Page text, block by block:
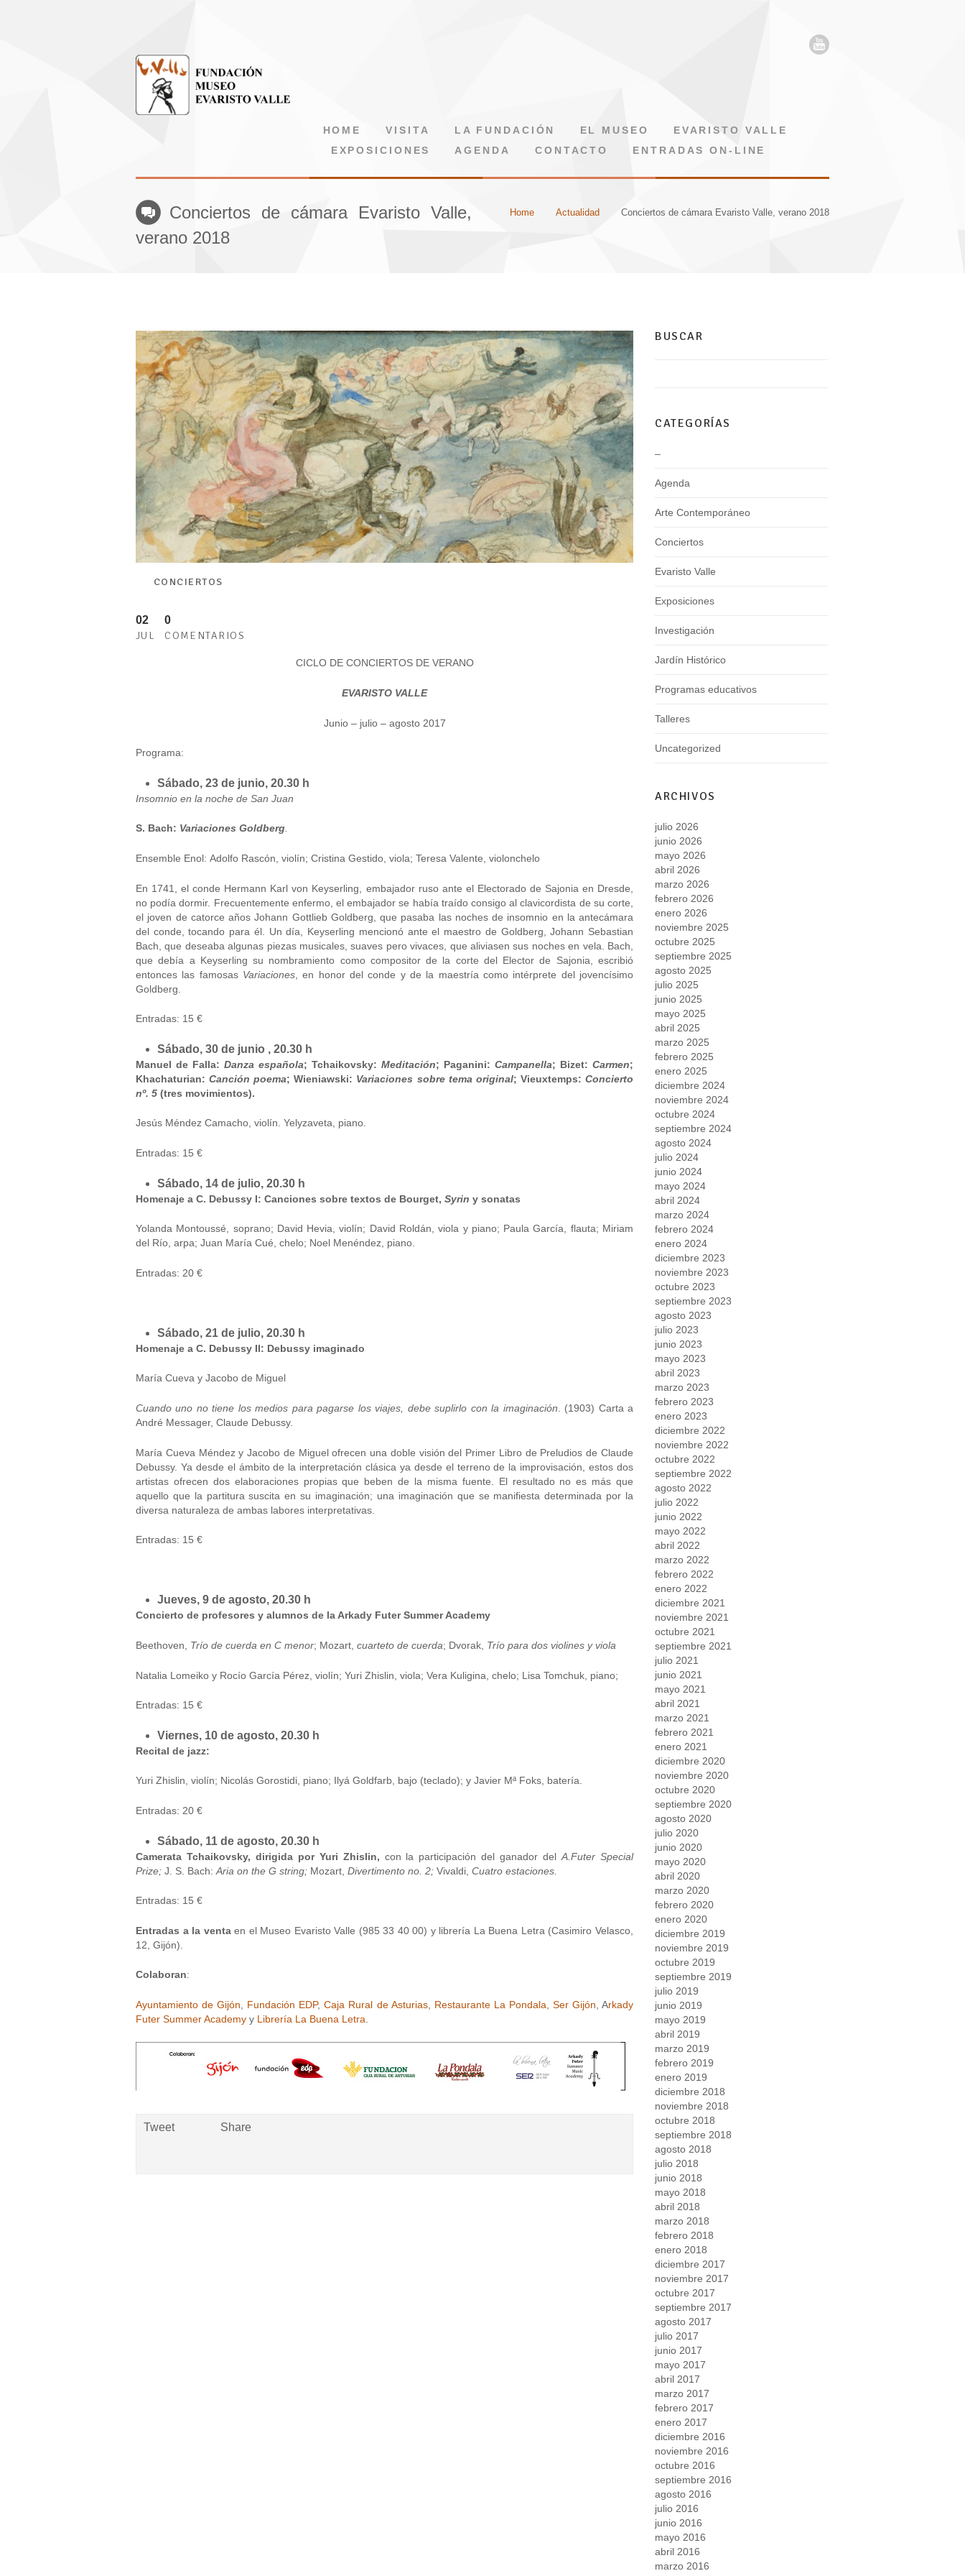
HOME VISITA LA FUNDACIÓN EL MUSEO
EVARISTO VALLE
EXPOSICIONES
AGENDA CONTACTO ENTRADAS ON-LINE
Conciertos de cámara Evaristo Valle,
verano 2018
Home Actualidad Conciertos de cámara Evaristo Valle, verano 2018
CONCIERTOS
02
JUL
0
COMENTARIOS
CICLO DE CONCIERTOS DE VERANO
EVARISTO VALLE
Junio – julio – agosto 2017
Programa:
Sábado, 23 de junio, 20.30 h
Insomnio en la noche de San Juan
S. Bach: Variaciones Goldberg.
Ensemble Enol: Adolfo Rascón, violín; Cristina Gestido, viola; Teresa Valente, violonchelo
En 1741, el conde Hermann Karl von Keyserling, embajador ruso ante el Electorado de Sajonia en Dresde,
no podía dormir. Frecuentemente enfermo, el embajador se había traído consigo al clavicordista de su corte,
el joven de catorce años Johann Gottlieb Goldberg, que pasaba las noches de insomnio en la antecámara
del conde, tocando para él. Un día, Keyserling mencionó ante el maestro de Goldberg, Johann Sebastian
Bach, que deseaba algunas piezas musicales, suaves pero vivaces, que aliviasen sus noches en vela. Bach,
que debía a Keyserling su nombramiento como compositor de la corte del Elector de Sajonia, escribió
entonces las famosas Variaciones , en honor del conde y de la maestría como intérprete del jovencísimo
Goldberg.
Entradas: 15 €
Sábado, 30 de junio , 20.30 h
Manuel de Falla: Danza española; Tchaikovsky: Meditación; Paganini: Campanella; Bizet: Carmen;
Khachaturian:Canción poema; Wieniawski: Variaciones sobre tema original; Vieuxtemps:Concierto
nº. 5 (tres movimientos).
Jesús Méndez Camacho, violín. Yelyzaveta, piano.
Entradas: 15 €
Sábado, 14 de julio, 20.30 h
Homenaje a C. Debussy I: Canciones sobre textos de Bourget, Syrin y sonatas
Yolanda Montoussé, soprano; David Hevia, violín; David Roldán, viola y piano; Paula García, flauta; Miriam
del Río, arpa; Juan María Cué, chelo; Noel Menéndez, piano.
Entradas: 20 €
Sábado, 21 de julio, 20.30 h
Homenaje a C. Debussy II: Debussy imaginado
María Cueva y Jacobo de Miguel
Cuando uno no tiene los medios para pagarse los viajes, debe suplirlo con la imaginación . (1903) Carta a
André Messager, Claude Debussy.
María Cueva Méndez y Jacobo de Miguel ofrecen una doble visión del Primer Libro de Preludios de Claude
Debussy. Ya desde el ámbito de la interpretación clásica ya desde el terreno de la improvisación, estos dos
artistas ofrecen dos elaboraciones propias que beben de la misma fuente. El resultado no es más que
aquello que la partitura suscita en su imaginación; una imaginación que se manifiesta determinada por la
diversa naturaleza de ambas labores interpretativas.
Entradas: 15 €
Jueves, 9 de agosto, 20.30 h
Concierto de profesores y alumnos de la Arkady Futer Summer Academy
Beethoven, Trío de cuerda en C menor; Mozart, cuarteto de cuerda; Dvorak, Trío para dos violines y viola
Natalia Lomeiko y Rocío García Pérez, violín; Yuri Zhislin, viola; Vera Kuligina, chelo; Lisa Tomchuk, piano;
Entradas: 15 €
Viernes, 10 de agosto, 20.30 h
Recital de jazz:
Yuri Zhislin, violín; Nicolás Gorostidi, piano; Ilyá Goldfarb, bajo (teclado); y Javier Mª Foks, batería.
Entradas: 20 €
Sábado, 11 de agosto, 20.30 h
Camerata Tchaikovsky, dirigida por Yuri Zhislin, con la participación del ganador delA.Futer Special
Prize; J. S. Bach: Aria on the G string; Mozart, Divertimento no. 2; Vivaldi, Cuatro estaciones.
Entradas: 15 €
Entradas a la ventaen el Museo Evaristo Valle (985 33 40 00) y librería La Buena Letra (Casimiro Velasco,
12, Gijón).
Colaboran:
Ayuntamiento de Gijón Fundación EDP,Caja Rural de Asturias, Restaurante La Pondala Ser Gijón , Arkady
Futer Summer Academy y Librería La Buena Letra
Tweet Share
BUSCAR
CATEGORÍAS
–
Agenda
Arte Contemporáneo
Conciertos
Evaristo Valle
Exposiciones
Investigación
Jardín Histórico
Programas educativos
Talleres
Uncategorized
ARCHIVOS
julio 2026
junio 2026
mayo 2026
abril 2026
marzo 2026
febrero 2026
enero 2026
noviembre 2025
octubre 2025
septiembre 2025
agosto 2025
julio 2025
junio 2025
mayo 2025
abril 2025
marzo 2025
febrero 2025
enero 2025
diciembre 2024
noviembre 2024
octubre 2024
septiembre 2024
agosto 2024
julio 2024
junio 2024
mayo 2024
abril 2024
marzo 2024
febrero 2024
enero 2024
diciembre 2023
noviembre 2023
octubre 2023
septiembre 2023
agosto 2023
julio 2023
junio 2023
mayo 2023
abril 2023
marzo 2023
febrero 2023
enero 2023
diciembre 2022
noviembre 2022
octubre 2022
septiembre 2022
agosto 2022
julio 2022
junio 2022
mayo 2022
abril 2022
marzo 2022
febrero 2022
enero 2022
diciembre 2021
noviembre 2021
octubre 2021
septiembre 2021
julio 2021
junio 2021
mayo 2021
abril 2021
marzo 2021
febrero 2021
enero 2021
diciembre 2020
noviembre 2020
octubre 2020
septiembre 2020
agosto 2020
julio 2020
junio 2020
mayo 2020
abril 2020
marzo 2020
febrero 2020
enero 2020
diciembre 2019
noviembre 2019
octubre 2019
septiembre 2019
julio 2019
junio 2019
mayo 2019
abril 2019
marzo 2019
febrero 2019
enero 2019
diciembre 2018
noviembre 2018
octubre 2018
septiembre 2018
agosto 2018
julio 2018
junio 2018
mayo 2018
abril 2018
marzo 2018
febrero 2018
enero 2018
diciembre 2017
noviembre 2017
octubre 2017
septiembre 2017
agosto 2017
julio 2017
junio 2017
mayo 2017
abril 2017
marzo 2017
febrero 2017
enero 2017
diciembre 2016
noviembre 2016
octubre 2016
septiembre 2016
agosto 2016
julio 2016
junio 2016
mayo 2016
abril 2016
marzo 2016